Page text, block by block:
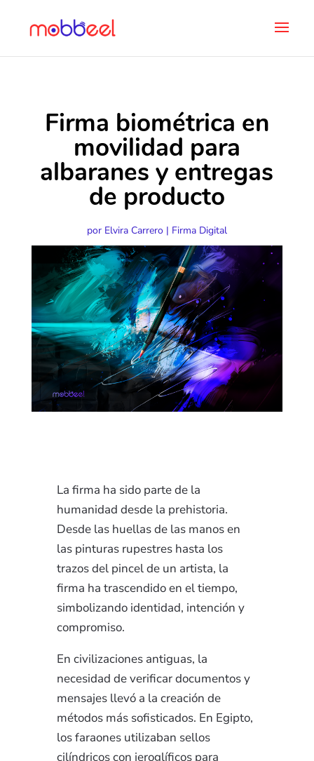
Firma biométrica en
movilidad para
albaranes y entregas
de producto
por Elvira Carrero| Firma Digital
La firma ha sido parte de la
humanidad desde la prehistoria.
Desde las huellas de las manos en
las pinturas rupestres hasta los
trazos del pincel de un artista, la
firma ha trascendido en el tiempo,
simbolizando identidad, intención y
compromiso.
En civilizaciones antiguas, la
necesidad de verificar documentos y
mensajes llevó a la creación de
métodos más sofisticados. En Egipto,
los faraones utilizaban sellos
cilíndricos con jeroglíficos para